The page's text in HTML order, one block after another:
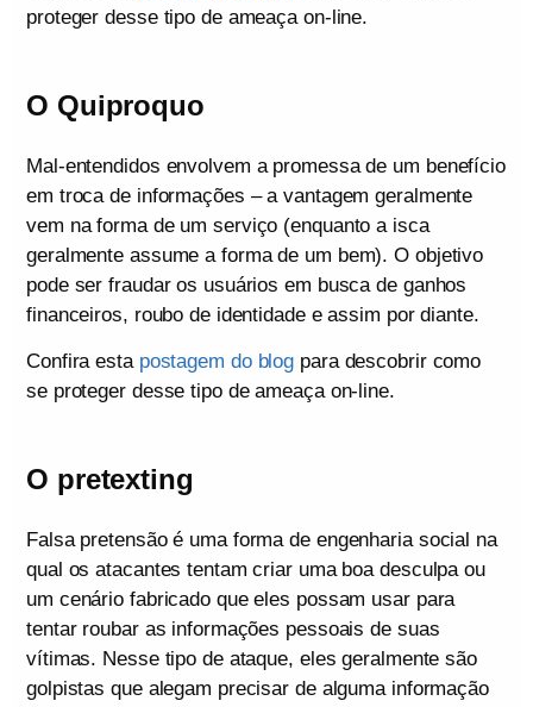
proteger desse tipo de ameaça on-line.
O Quiproquo
Mal-entendidos envolvem a promessa de um benefício
em troca de informações – a vantagem geralmente
vem na forma de um serviço (enquanto a isca
geralmente assume a forma de um bem). O objetivo
pode ser fraudar os usuários em busca de ganhos
financeiros, roubo de identidade e assim por diante.
Confira esta postagem do blog para descobrir como
se proteger desse tipo de ameaça on-line.
O pretexting
Falsa pretensão é uma forma de engenharia social na
qual os atacantes tentam criar uma boa desculpa ou
um cenário fabricado que eles possam usar para
tentar roubar as informações pessoais de suas
vítimas. Nesse tipo de ataque, eles geralmente são
golpistas que alegam precisar de alguma informação